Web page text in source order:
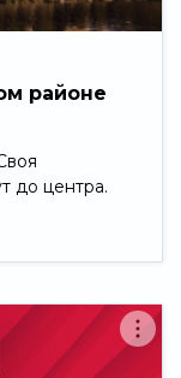
районе
до центра.